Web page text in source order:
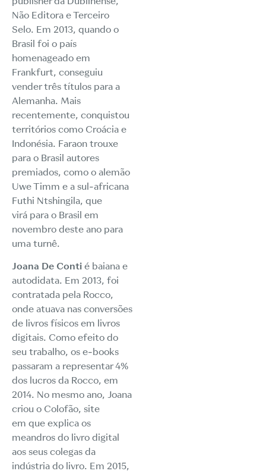
Não Editora e Terceiro
Selo. Em 2013, quando o
Brasil foi o país
homenageado em
Frankfurt, conseguiu
vender três títulos para a
Alemanha. Mais
recentemente, conquistou
territórios como Croácia e
Indonésia. Faraon trouxe
para o Brasil autores
premiados, como o alemão
Uwe Timm e a sul-africana
Futhi Ntshingila, que
virá para o Brasil em
novembro deste ano para
uma turnê.
Joana De Conti é baiana e
autodidata. Em 2013, foi
contratada pela Rocco,
onde atuava nas conversões
de livros físicos em livros
digitais. Como efeito do
seu trabalho, os e-books
passaram a representar 4%
dos lucros da Rocco, em
2014. No mesmo ano, Joana
criou o Colofão, site
em que explica os
meandros do livro digital
aos seus colegas da
indústria do livro. Em 2015,